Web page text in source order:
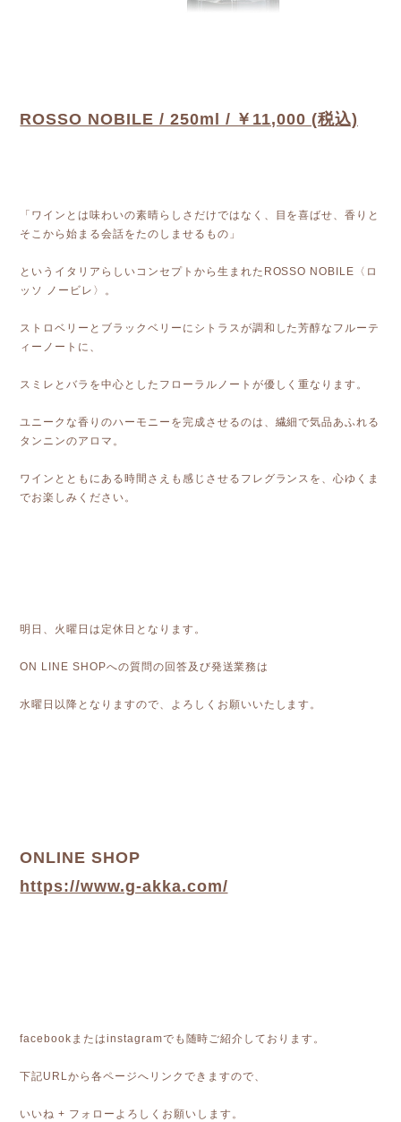
ROSSO NOBILE / 250ml / ￥11,000 (税込)
「ワインとは味わいの素晴らしさだけではなく、目を喜ばせ、香りと
そこから始まる会話をたのしませるもの」
というイタリアらしいコンセプトから生まれたROSSO NOBILE〈ロ
ッソ ノービレ〉。
ストロベリーとブラックベリーにシトラスが調和した芳醇なフルーテ
ィーノートに、
スミレとバラを中心としたフローラルノートが優しく重なります。
ユニークな香りのハーモニーを完成させるのは、繊細で気品あふれる
タンニンのアロマ。
ワインとともにある時間さえも感じさせるフレグランスを、心ゆくま
でお楽しみください。
明日、火曜日は定休日となります。
ON LINE SHOPへの質問の回答及び発送業務は
水曜日以降となりますので、よろしくお願いいたします。
ONLINE SHOP
https://www.g-akka.com/
facebookまたはinstagramでも随時ご紹介しております。
下記URLから各ページへリンクできますので、
いいね + フォローよろしくお願いします。